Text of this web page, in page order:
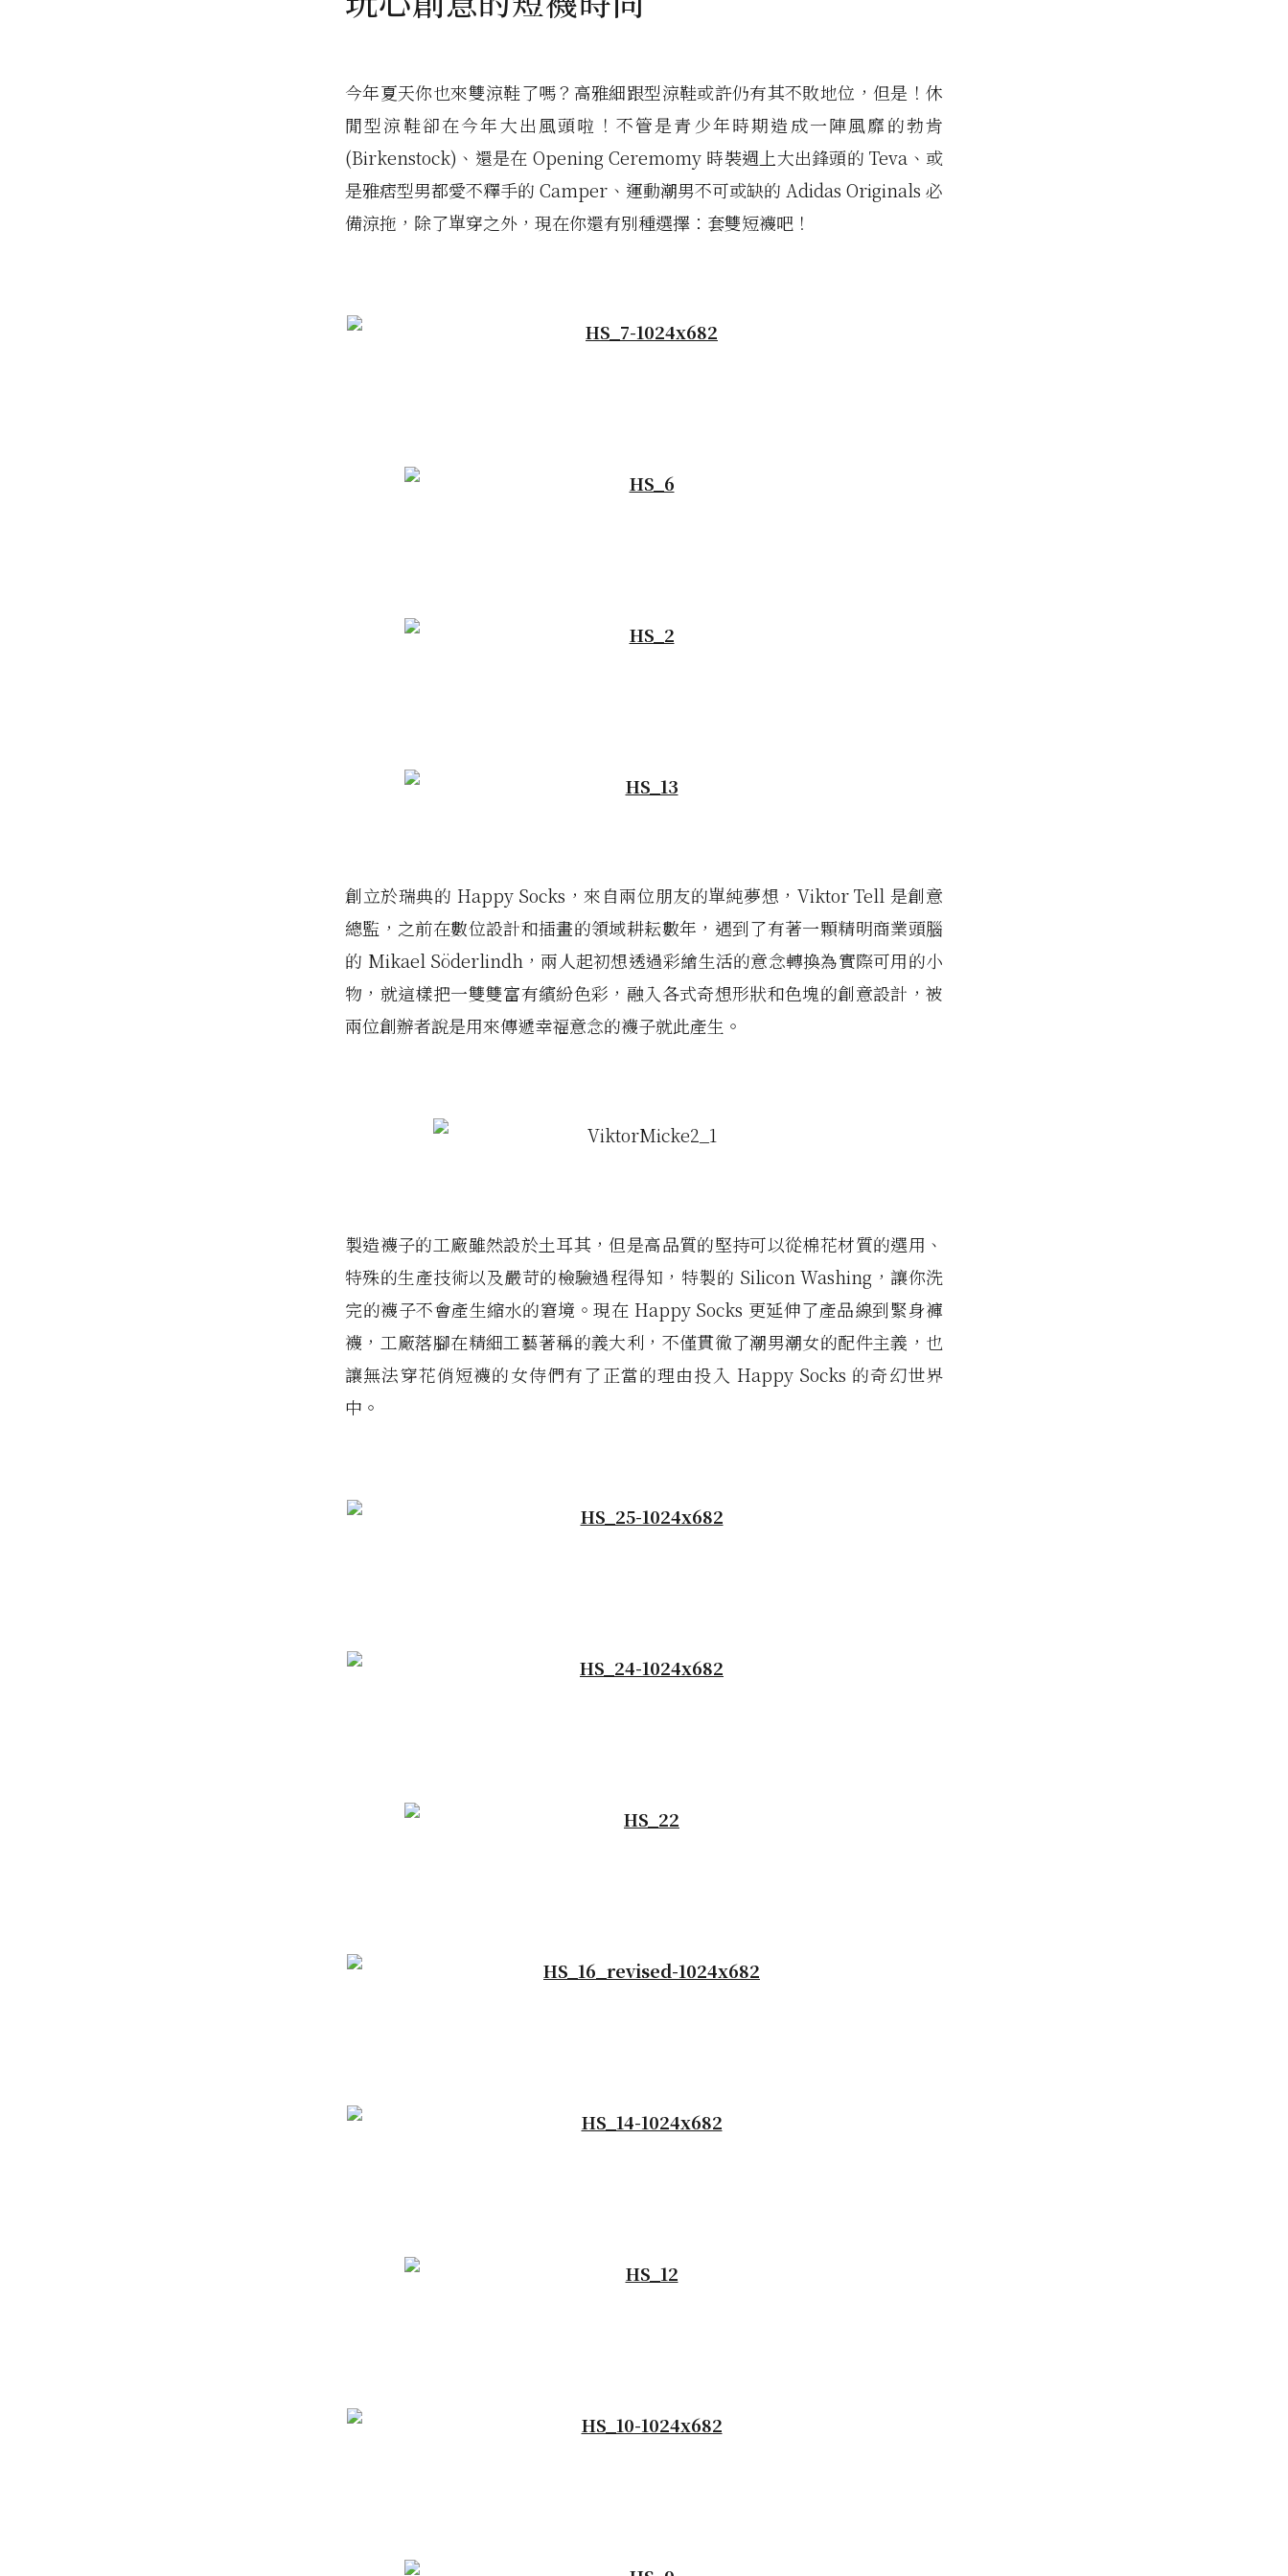
今年夏天你也來雙涼鞋了嗎？高雅細跟型涼鞋或許仍有其不敗地位，但是！休
閒型涼鞋卻在今年大出風頭啦！不管是青少年時期造成一陣風靡的勃肯
(Birkenstock)、還是在 Opening Ceremomy 時裝週上大出鋒頭的 Teva、或
是雅痞型男都愛不釋手的 Camper、運動潮男不可或缺的 Adidas Originals 必
備涼拖，除了單穿之外，現在你還有別種選擇：套雙短襪吧！
創立於瑞典的 Happy Socks，來自兩位朋友的單純夢想，Viktor Tell 是創意
總監，之前在數位設計和插畫的領域耕耘數年，遇到了有著一顆精明商業頭腦
的 Mikael Söderlindh，兩人起初想透過彩繪生活的意念轉換為實際可用的小
物，就這樣把一雙雙富有繽紛色彩，融入各式奇想形狀和色塊的創意設計，被
兩位創辦者說是用來傳遞幸福意念的襪子就此產生。
製造襪子的工廠雖然設於土耳其，但是高品質的堅持可以從棉花材質的選用、
特殊的生產技術以及嚴苛的檢驗過程得知，特製的 Silicon Washing，讓你洗
完的襪子不會產生縮水的窘境。現在 Happy Socks 更延伸了產品線到緊身褲
襪，工廠落腳在精細工藝著稱的義大利，不僅貫徹了潮男潮女的配件主義，也
讓無法穿花俏短襪的女侍們有了正當的理由投入 Happy Socks 的奇幻世界
中。